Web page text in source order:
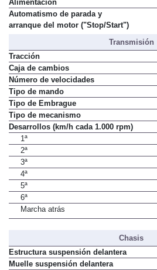
Alimentación
Automatismo de parada y
arranque del motor ("Stop/Start")
Transmisión
Tracción
Caja de cambios
Número de velocidades
Tipo de mando
Tipo de Embrague
Tipo de mecanismo
Desarrollos (km/h cada 1.000 rpm)
1ª
2ª
3ª
4ª
5ª
6ª
Marcha atrás
Chasis
Estructura suspensión delantera
Muelle suspensión delantera